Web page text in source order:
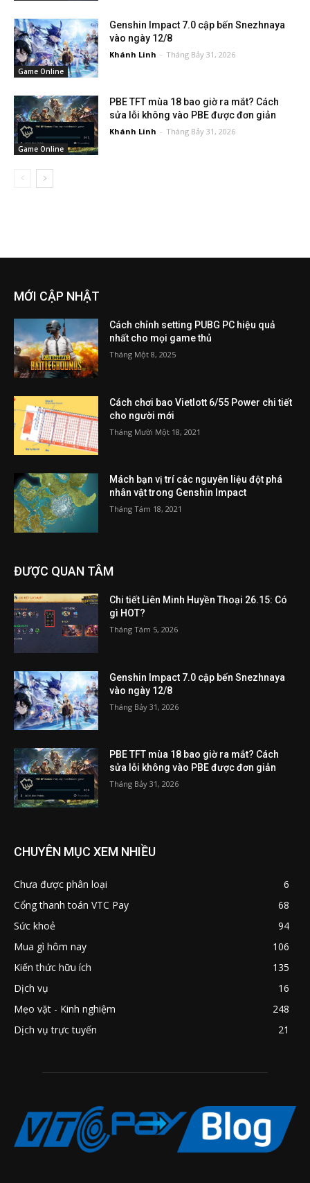
Game Online
Genshin Impact 7.0 cập bến Snezhnaya
vào ngày 12/8
Khánh Linh - Tháng Bảy 31, 2026
Game Online
PBE TFT mùa 18 bao giờ ra mắt? Cách
sửa lỗi không vào PBE được đơn giản
Khánh Linh - Tháng Bảy 31, 2026
MỚI CẬP NHẬT
Cách chỉnh setting PUBG PC hiệu quả
nhất cho mọi game thủ
Tháng Một 8, 2025
Cách chơi bao Vietlott 6/55 Power chi tiết
cho người mới
Tháng Mười Một 18, 2021
Mách bạn vị trí các nguyên liệu đột phá
nhân vật trong Genshin Impact
Tháng Tám 18, 2021
ĐƯỢC QUAN TÂM
Chi tiết Liên Minh Huyền Thoại 26.15: Có
gì HOT?
Tháng Tám 5, 2026
Genshin Impact 7.0 cập bến Snezhnaya
vào ngày 12/8
Tháng Bảy 31, 2026
PBE TFT mùa 18 bao giờ ra mắt? Cách
sửa lỗi không vào PBE được đơn giản
Tháng Bảy 31, 2026
CHUYÊN MỤC XEM NHIỀU
Chưa được phân loại
6
Cổng thanh toán VTC Pay
68
Sức khoẻ
94
Mua gì hôm nay
106
Kiến thức hữu ích
135
Dịch vụ
16
Mẹo vặt - Kinh nghiệm
248
Dịch vụ trực tuyến
21